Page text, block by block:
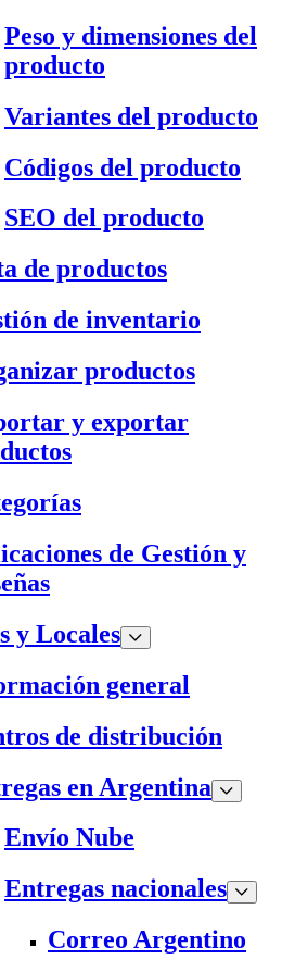
Peso y dimensiones del
producto
Variantes del producto
Códigos del producto
SEO del producto
de productos
de inventario
productos
y exportar
de Gestión y
y Locales
general
de distribución
en Argentina
Envío Nube
Entregas nacionales
Correo Argentino